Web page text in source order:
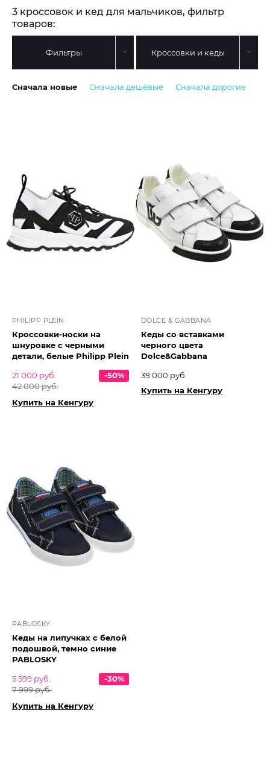
3 кроссовок и кед для мальчиков, фильтр
товаров:
Фильтры Кроссовки и кеды
Сначала новые Сначала дешёвые Сначала дорогие
PHILIPP PLEIN
Кроссовки-носки на
шнуровке с черными
детали, белые Philipp Plein
21 000 руб.
42 000 руб.
-50%
Купить на Кенгуру
DOLCE & GABBANA
Кеды со вставками
черного цвета
Dolce&Gabbana
39 000 руб.
Купить на Кенгуру
PABLOSKY
Кеды на липучках с белой
подошвой, темно синие
PABLOSKY
5 599 руб.
7 999 руб.
-30%
Купить на Кенгуру